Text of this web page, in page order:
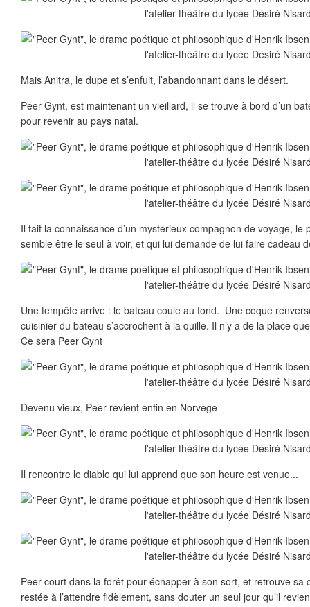
Mais Anitra, le dupe et s’enfuit, l’abandonnant dans le désert.
Peer Gynt, est maintenant un vieillard, il se trouve à bord d’un
pour revenir au pays natal.
Il fait la connaissance d’un mystérieux compagnon de voyage, le
semble être le seul à voir, et qui lui demande de lui faire cadeau
Une tempête arrive : le bateau coule au fond. Une coque
cuisinier du bateau s’accrochent à la quille. Il n’y a de la place
Ce sera Peer Gynt
Devenu vieux, Peer revient enfin en Norvège
Il rencontre le diable qui lui apprend que son heure est venue...
Peer court dans la forêt pour échapper à son sort, et retrouve sa
restée à l’attendre fidèlement, sans douter un seul jour qu’il